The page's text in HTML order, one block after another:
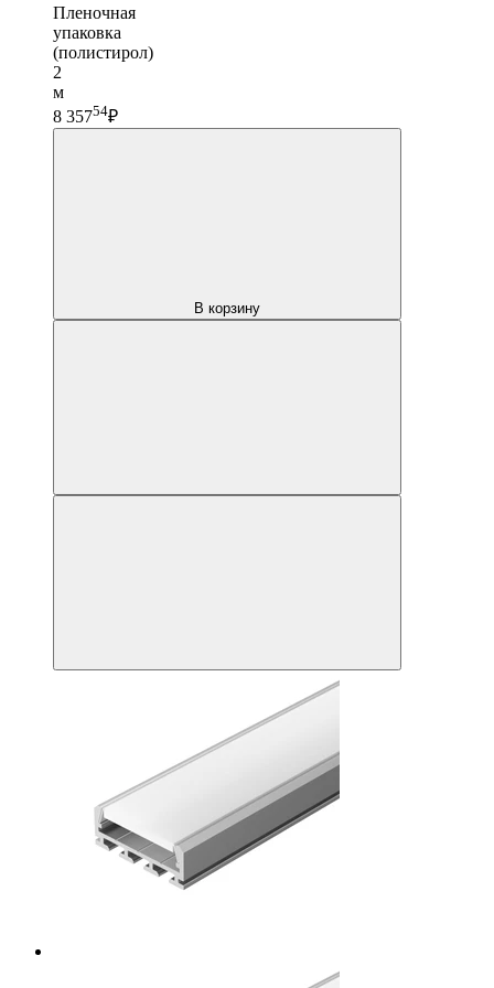
Пленочная
упаковка
(полистирол)
2
м
8 35754₽
В корзину